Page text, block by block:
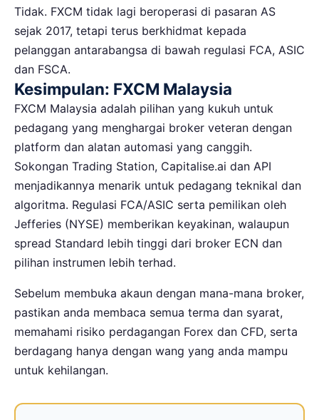
Tidak. FXCM tidak lagi beroperasi di pasaran AS
sejak 2017, tetapi terus berkhidmat kepada
pelanggan antarabangsa di bawah regulasi FCA, ASIC
dan FSCA.
Kesimpulan: FXCM Malaysia
FXCM Malaysia adalah pilihan yang kukuh untuk
pedagang yang menghargai broker veteran dengan
platform dan alatan automasi yang canggih.
Sokongan Trading Station, Capitalise.ai dan API
menjadikannya menarik untuk pedagang teknikal dan
algoritma. Regulasi FCA/ASIC serta pemilikan oleh
Jefferies (NYSE) memberikan keyakinan, walaupun
spread Standard lebih tinggi dari broker ECN dan
pilihan instrumen lebih terhad.
Sebelum membuka akaun dengan mana-mana broker,
pastikan anda membaca semua terma dan syarat,
memahami risiko perdagangan Forex dan CFD, serta
berdagang hanya dengan wang yang anda mampu
untuk kehilangan.